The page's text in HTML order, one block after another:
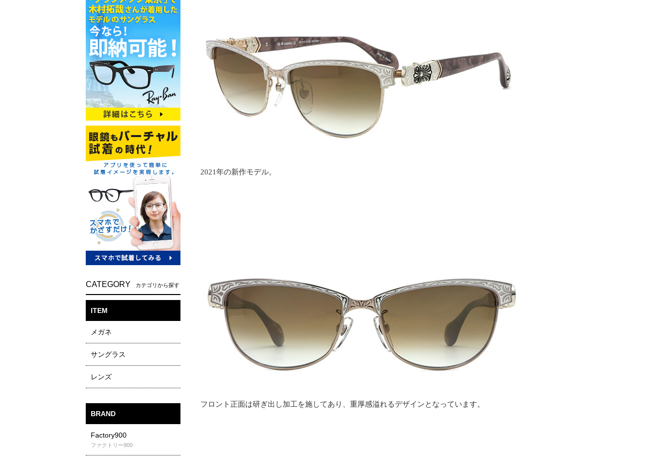
CATEGORY カテゴリから探す
ITEM
メガネ
サングラス
レンズ
BRAND
Factory900
ファクトリー900